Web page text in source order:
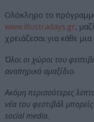
Ολόκληρο το
www.illustradays.gr,
χρειάζεσαι για κάθε
Όλοι οι χώροι του
αναπηρικό αμαξίδιο.
Ακόμη περισσότερες
νέα του φεστιβάλ
social media.